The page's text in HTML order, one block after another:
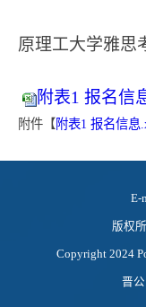
原理工大学雅思
附表1 报名信
附件【附表1 报名信息
E-
版权
Copyright 2024
晋